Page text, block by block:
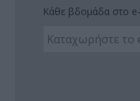
Κάθε βδομάδα στο e-